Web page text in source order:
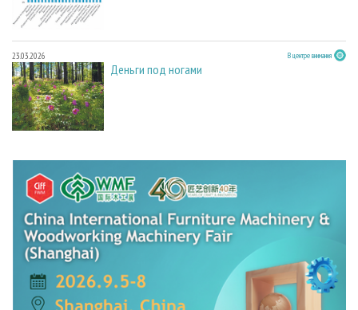
23.03.2026 В центре внимания
Деньги под ногами